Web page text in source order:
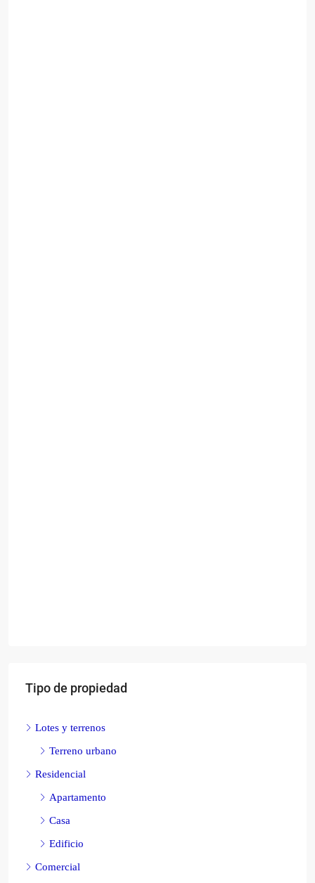
Tipo de propiedad
Lotes y terrenos
Terreno urbano
Residencial
Apartamento
Casa
Edificio
Comercial